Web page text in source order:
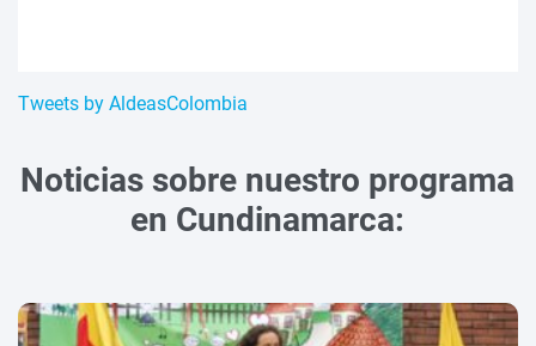
Tweets by AldeasColombia
Noticias sobre nuestro programa
en Cundinamarca: